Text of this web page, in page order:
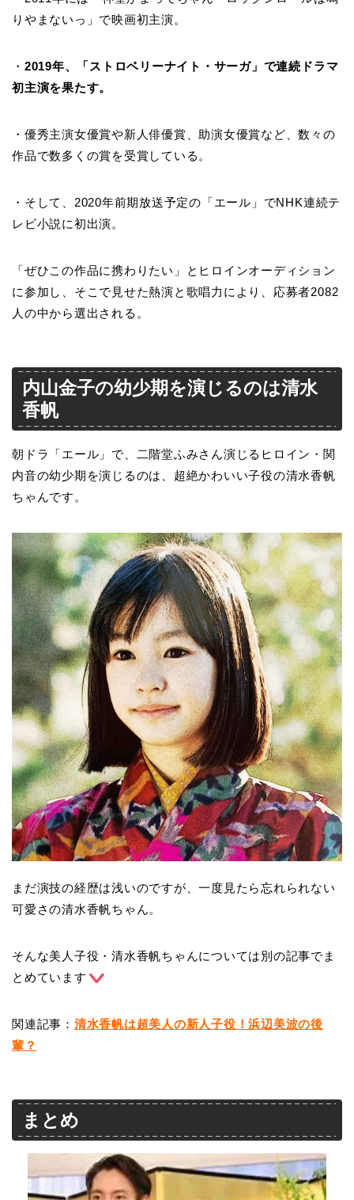
りやまないっ」で映画初主演。
・ 2019年、「ストロベリーナイト・サーガ」で連続ドラマ
初主演を果たす。
・優秀主演女優賞や新人俳優賞、助演女優賞など、数々の
作品で数多くの賞を受賞している。
・そして、2020年前期放送予定の「エール」でNHK連続テ
レビ小説に初出演。
「ぜひこの作品に携わりたい」とヒロインオーディション
に参加し、そこで見せた熱演と歌唱力により、応募者2082
人の中から選出される。
内山金子の幼少期を演じるのは清水
香帆
朝ドラ「エール」で、二階堂ふみさん演じるヒロイン・関
内音の幼少期を演じるのは、超絶かわいい子役の清水香帆
ちゃんです。
まだ演技の経歴は浅いのですが、一度見たら忘れられない
可愛さの清水香帆ちゃん。
そんな美人子役・清水香帆ちゃんについては別の記事でま
とめています
関連記事： 清水香帆は超美人の新人子役！浜辺美波の後
輩？
まとめ